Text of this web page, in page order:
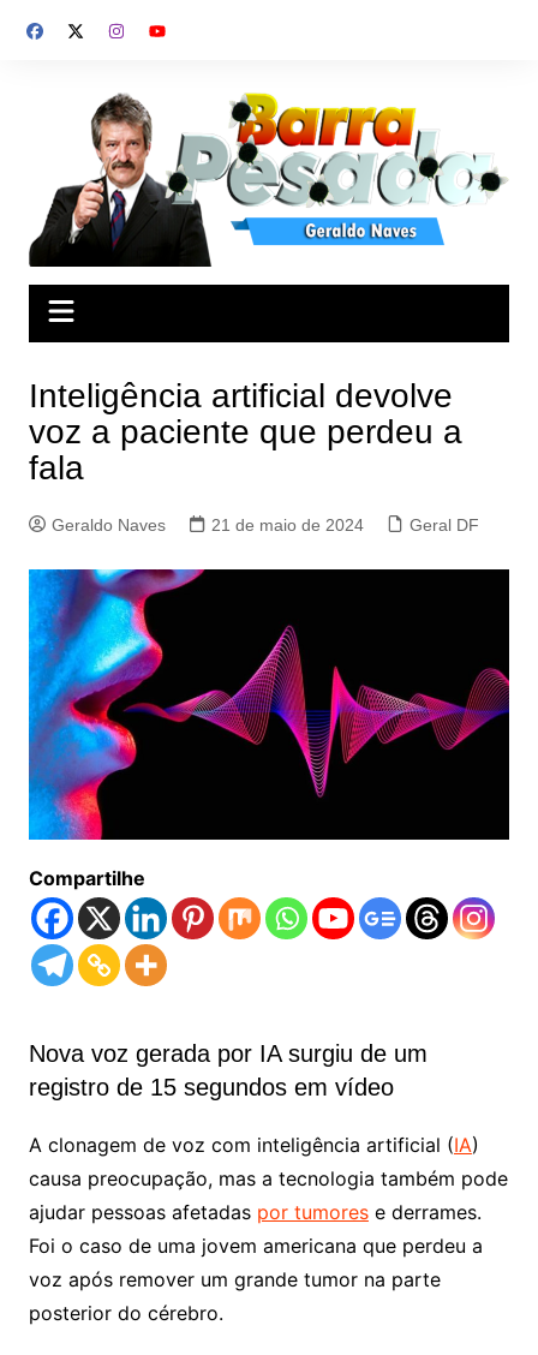
para
Inteligência artificial devolve
voz a paciente que perdeu a
fala
Geraldo Naves 21 de maio de 2024 Geral DF
Compartilhe
Nova voz gerada por IA surgiu de um
registro de 15 segundos em vídeo
A clonagem de voz com inteligência artificial (IA)
causa preocupação, mas a tecnologia também pode
ajudar pessoas afetadas por tumorese derrames.
Foi o caso de uma jovem americana que perdeu a
voz após remover um grande tumor na parte
posterior do cérebro.